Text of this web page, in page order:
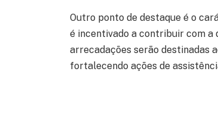
Outro ponto de destaque é o
é incentivado a contribuir com a
arrecadações serão destinadas
fortalecendo ações de